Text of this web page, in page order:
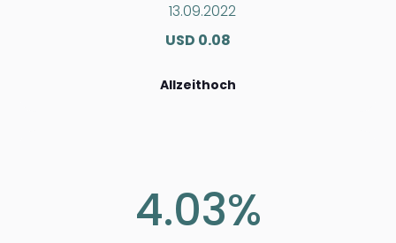
13.09.2022
USD 0.08
Allzeithoch
4.03%